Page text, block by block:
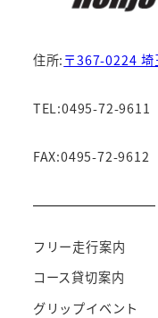
住所: 〒367-0224 埼
TEL:0495-72-9611
FAX:0495-72-9612
フリー走行案内
コース貸切案内
グリップイベント